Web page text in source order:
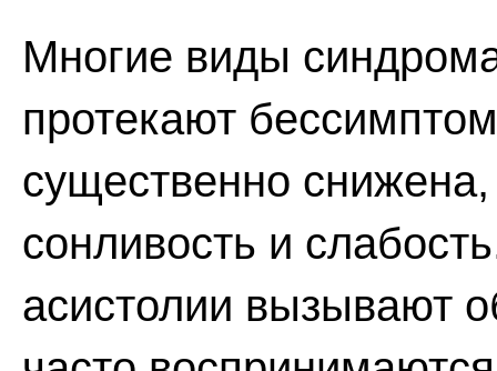
Многие виды
протекают
существенно
сонливость и
асистолии вызывают